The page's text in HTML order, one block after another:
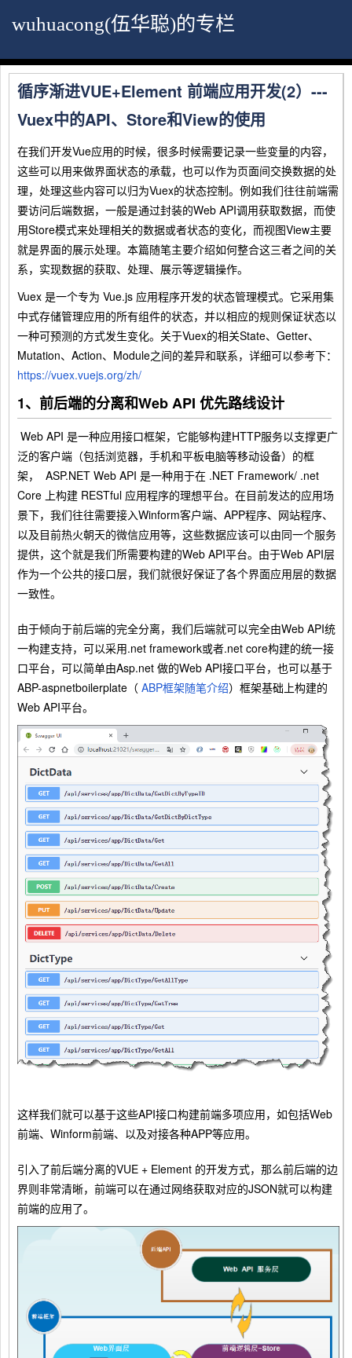
wuhuacong(伍华聪)的专栏
循序渐进VUE+Element 前端应用开发(2）---
Vuex中的API、Store和View的使用
在我们开发Vue应用的时候，很多时候需要记录一些变量的内容，
这些可以用来做界面状态的承载，也可以作为页面间交换数据的处
理，处理这些内容可以归为Vuex的状态控制。例如我们往往前端需
要访问后端数据，一般是通过封装的Web API调用获取数据，而使
用Store模式来处理相关的数据或者状态的变化，而视图View主要
就是界面的展示处理。本篇随笔主要介绍如何整合这三者之间的关
系，实现数据的获取、处理、展示等逻辑操作。
Vuex 是一个专为 Vue.js 应用程序开发的状态管理模式。它采用集
中式存储管理应用的所有组件的状态，并以相应的规则保证状态以
一种可预测的方式发生变化。关于Vuex的相关State、Getter、
Mutation、Action、Module之间的差异和联系，详细可以参考下：
https://vuex.vuejs.org/zh/
1、前后端的分离和Web API 优先路线设计
Web API 是一种应用接口框架，它能够构建HTTP服务以支撑更广
泛的客户端（包括浏览器，手机和平板电脑等移动设备）的框
架， ASP.NET Web API 是一种用于在 .NET Framework/ .net
Core 上构建 RESTful 应用程序的理想平台。 在目前发达的应用场
景下，我们往往需要接入Winform客户端、APP程序、网站程序、
以及目前热火朝天的微信应用等，这些数据应该可以由同一个服务
提供，这个就是我们所需要构建的Web API平台。由于Web API层
作为一个公共的接口层，我们就很好保证了各个界面应用层的数据
一致性。
由于倾向于前后端的完全分离，我们后端就可以完全由Web API统
一构建支持，可以采用.net framework或者.net core构建的统一接
口平台，可以简单由Asp.net 做的Web API接口平台，也可以基于
ABP-aspnetboilerplate（ ABP框架随笔介绍）框架基础上构建的
Web API平台。
这样我们就可以基于这些API接口构建前端多项应用，如包括Web
前端、Winform前端、以及对接各种APP等应用。
引入了前后端分离的VUE + Element 的开发方式，那么前后端的边
界则非常清晰，前端可以在通过网络获取对应的JSON就可以构建
前端的应用了。